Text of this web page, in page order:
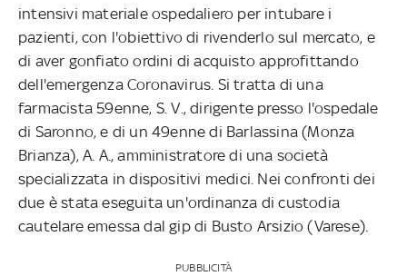
intensivi materiale ospedaliero per intubare i
pazienti, con l'obiettivo di rivenderlo sul mercato, e
di aver gonfiato ordini di acquisto approfittando
dell'emergenza Coronavirus. Si tratta di una
farmacista 59enne, S. V., dirigente presso l'ospedale
di Saronno, e di un 49enne di Barlassina (Monza
Brianza), A. A., amministratore di una società
specializzata in dispositivi medici. Nei confronti dei
due è stata eseguita un'ordinanza di custodia
cautelare emessa dal gip di Busto Arsizio (Varese).
PUBBLICITÀ